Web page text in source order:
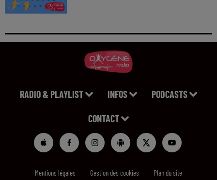
RADIO & PLAYLIST INFOS PODCASTS
CONTACT
Mentions légales Gestion des cookies Plan du site